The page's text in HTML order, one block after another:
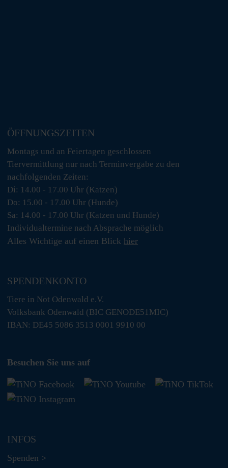
ÖFFNUNGSZEITEN
Montags und an Feiertagen geschlossen
Tiervermittlung nur nach Terminvergabe zu den
nachfolgenden Zeiten:
Di: 14.00 - 17.00 Uhr (Katzen)
Do: 15.00 - 17.00 Uhr (Hunde)
Sa: 14.00 - 17.00 Uhr (Katzen und Hunde)
Individualtermine nach Absprache möglich
Alles Wichtige auf einen Blick hier
SPENDENKONTO
Tiere in Not Odenwald e.V.
Volksbank Odenwald (BIC GENODE51MIC)
IBAN: DE45 5086 3513 0001 9910 00
Besuchen Sie uns auf
INFOS
Spenden >